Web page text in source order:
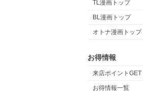
TL漫画トップ
BL漫画トップ
オトナ漫画トップ
お得情報
来店ポイントGET
お得情報一覧